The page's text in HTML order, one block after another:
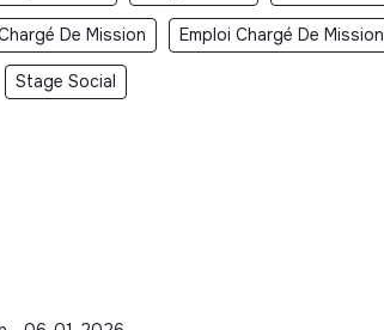
De Mission Emploi Chargé De Mission
Stage Social